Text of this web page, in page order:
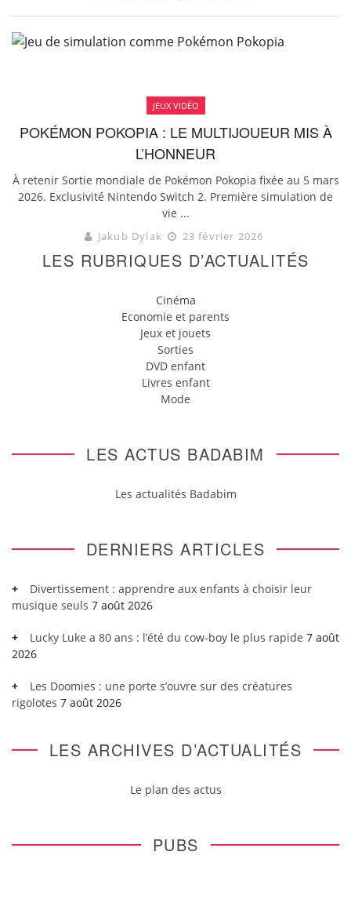
JEUX VIDÉO
POKÉMON POKOPIA : LE MULTIJOUEUR MIS À
L’HONNEUR
À retenir Sortie mondiale de Pokémon Pokopia fixée au 5 mars
2026. Exclusivité Nintendo Switch 2. Première simulation de
vie ...
Jakub Dylak 23 février 2026
LES RUBRIQUES D’ACTUALITÉS
Cinéma
Economie et parents
Jeux et jouets
Sorties
DVD enfant
Livres enfant
Mode
LES ACTUS BADABIM
Les actualités Badabim
DERNIERS ARTICLES
Divertissement : apprendre aux enfants à choisir leur
musique seuls 7 août 2026
Lucky Luke a 80 ans : l’été du cow-boy le plus rapide 7 août
2026
Les Doomies : une porte s’ouvre sur des créatures
rigolotes 7 août 2026
LES ARCHIVES D’ACTUALITÉS
Le plan des actus
PUBS